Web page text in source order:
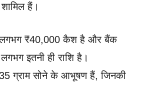
हैं।
₹40,000 कैश है और बैंक
इतनी ही राशि है।
ग्राम सोने के आभूषण हैं, जिनकी